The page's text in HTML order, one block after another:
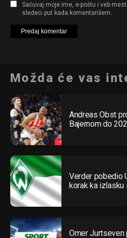
Sačuvaj moje ime, e-poštu i veb
sledeći put kada komentarišem.
Možda će vas
Andreas Obst
Bajernom do
Verder pobedio
korak ka
Omer